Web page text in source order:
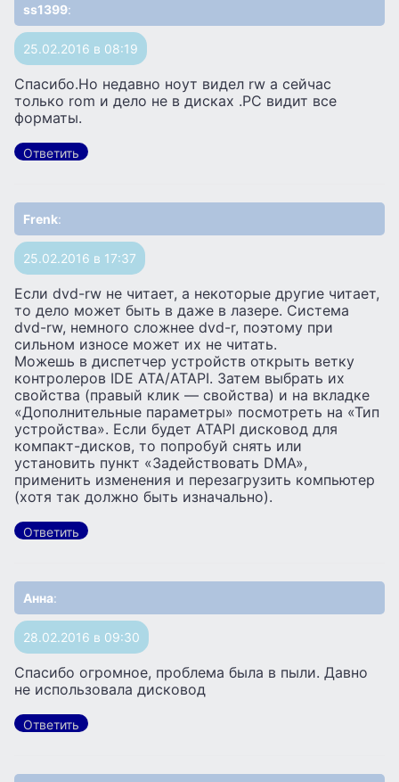
ss1399:
25.02.2016 в 08:19
Спасибо.Но недавно ноут видел rw а сейчас
только rom и дело не в дисках .PC видит все
форматы.
Ответить
Frenk:
25.02.2016 в 17:37
Если dvd-rw не читает, а некоторые другие читает,
то дело может быть в даже в лазере. Система
dvd-rw, немного сложнее dvd-r, поэтому при
сильном износе может их не читать.
Можешь в диспетчер устройств открыть ветку
контролеров IDE ATA/ATAPI. Затем выбрать их
свойства (правый клик — свойства) и на вкладке
«Дополнительные параметры» посмотреть на «Тип
устройства». Если будет ATAPI дисковод для
компакт-дисков, то попробуй снять или
установить пункт «Задействовать DMA»,
применить изменения и перезагрузить компьютер
(хотя так должно быть изначально).
Ответить
Анна:
28.02.2016 в 09:30
Спасибо огромное, проблема была в пыли. Давно
не использовала дисковод
Ответить